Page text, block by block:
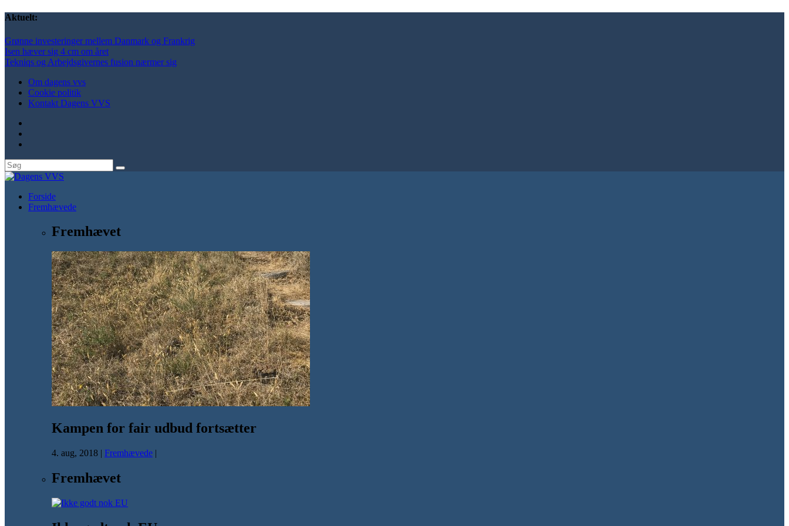
Aktuelt:
Grønne investeringer mellem Danmark og Frankrig
Isen hæver sig 4 cm om året
Tekniqs og Arbejdsgivernes fusion nærmer sig
Om dagens vvs
Cookie politik
Kontakt Dagens VVS
Forside
Fremhævede
Fremhævet
Kampen for fair udbud fortsætter
4. aug, 2018 | Fremhævede |
Fremhævet